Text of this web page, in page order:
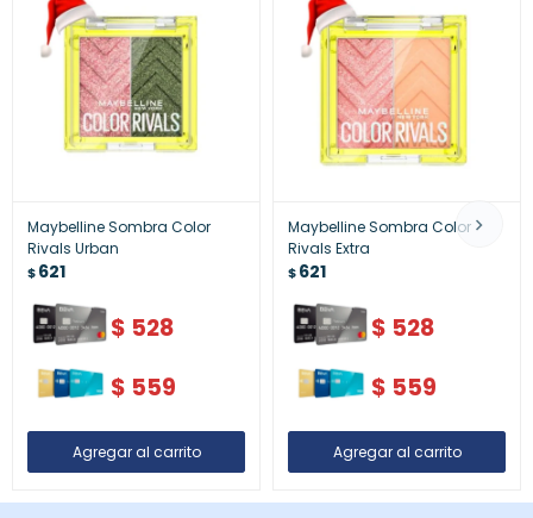
Maybelline Sombra Color
Rivals Urban
$621
$ 528
$ 559
Maybelline Sombra Color
Rivals Extra
$621
$ 528
$ 559